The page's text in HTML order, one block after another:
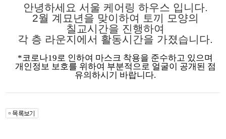
안녕하세요 서울 케어링 하우스 입니다.
2월 계묘년을 맞이하여 토끼 모양의
칠교시간을 진행하여
각 층 라운지에서 활동시간을 가졌습니다.
*코로나19로 인하여 마스크 착용을 준수하고 있으며
개인정보 보호를 위하여 부분적으로 얼굴이 공개된 점
유의하시기 바랍니다.